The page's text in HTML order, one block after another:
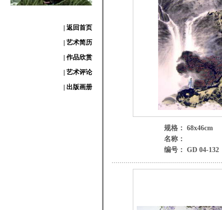
| 返回首页
| 艺术简历
| 作品欣赏
| 艺术评论
| 出版画册
规格： 68x46cm
名称：
编号： GD 04-132